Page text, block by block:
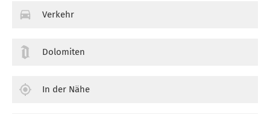
Verkehr
Dolomiten
In der Nähe